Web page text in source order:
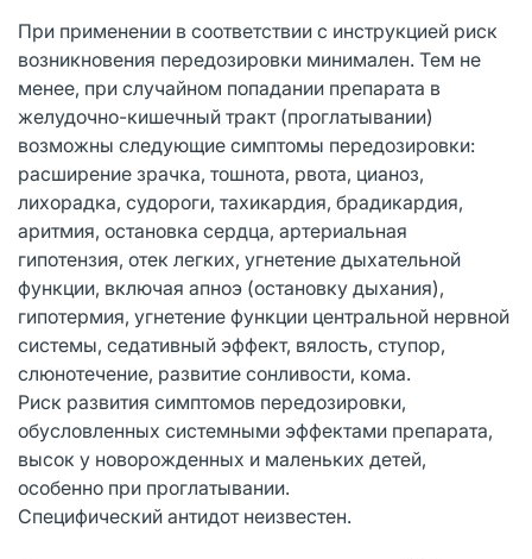
При применении в соответствии с инструкцией риск
возникновения передозировки минимален. Тем не
менее, при случайном попадании препарата в
желудочно-кишечный тракт (проглатывании)
возможны следующие симптомы передозировки:
расширение зрачка, тошнота, рвота, цианоз,
лихорадка, судороги, тахикардия, брадикардия,
аритмия, остановка сердца, артериальная
гипотензия, отек легких, угнетение дыхательной
функции, включая апноэ (остановку дыхания),
гипотермия, угнетение функции центральной нервной
системы, седативный эффект, вялость, ступор,
слюнотечение, развитие сонливости, кома.
Риск развития симптомов передозировки,
обусловленных системными эффектами препарата,
высок у новорожденных и маленьких детей,
особенно при проглатывании.
Специфический антидот неизвестен.